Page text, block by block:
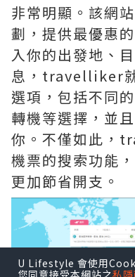
非常明顯。該網
劃，提供最優惠
入你的出發地、
息，travelliker
選項，包括不同
轉機等選擇，並
你。不僅如此，
機票的搜索功能
更加節省開支。
U Lifestyle 會使用
您同意接受本網站之私